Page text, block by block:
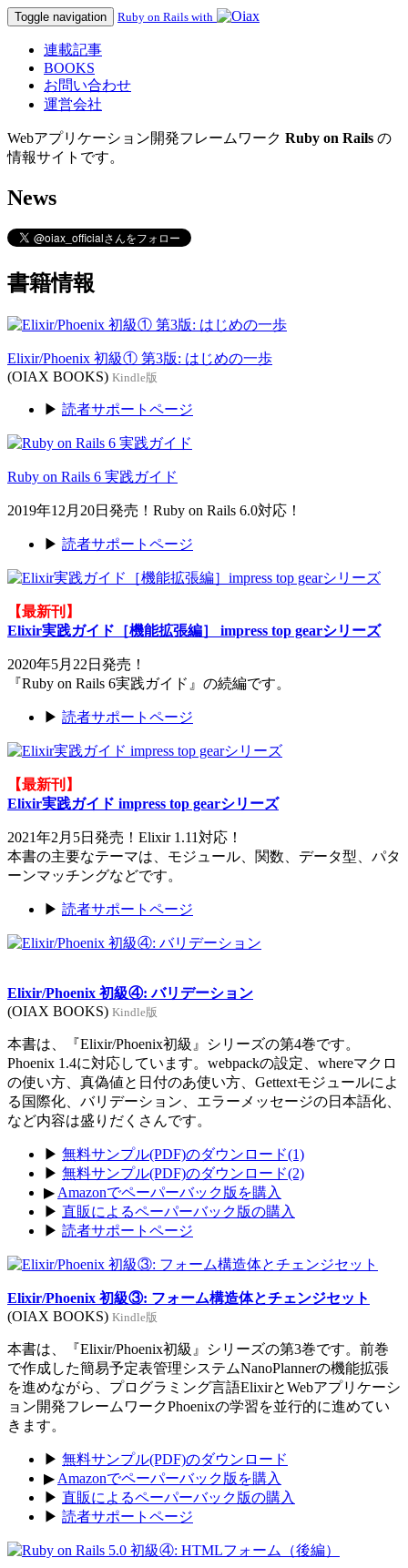
Toggle navigation Ruby on Rails with
連載記事
BOOKS
お問い合わせ
運営会社
Webアプリケーション開発フレームワーク Ruby on Rails の
情報サイトです。
News
書籍情報
Elixir/Phoenix 初級① 第3版: はじめの一歩
(OIAX BOOKS) Kindle版
▶ 読者サポートページ
Ruby on Rails 6 実践ガイド
2019年12月20日発売！Ruby on Rails 6.0対応！
▶ 読者サポートページ
【最新刊】
Elixir実践ガイド［機能拡張編］ impress top gearシリーズ
2020年5月22日発売！
『Ruby on Rails 6実践ガイド』の続編です。
▶ 読者サポートページ
【最新刊】
Elixir実践ガイド impress top gearシリーズ
2021年2月5日発売！Elixir 1.11対応！
本書の主要なテーマは、モジュール、関数、データ型、パタ
ーンマッチングなどです。
▶ 読者サポートページ
Elixir/Phoenix 初級④: バリデーション
(OIAX BOOKS) Kindle版
本書は、『Elixir/Phoenix初級』シリーズの第4巻です。
Phoenix 1.4に対応しています。webpackの設定、whereマクロ
の使い方、真偽値と日付のあ使い方、Gettextモジュールによ
る国際化、バリデーション、エラーメッセージの日本語化、
など内容は盛りだくさんです。
▶ 無料サンプル(PDF)のダウンロード(1)
▶ 無料サンプル(PDF)のダウンロード(2)
▶ Amazonでペーパーバック版を購入
▶ 直販によるペーパーバック版の購入
▶ 読者サポートページ
Elixir/Phoenix 初級③: フォーム構造体とチェンジセット
(OIAX BOOKS) Kindle版
本書は、『Elixir/Phoenix初級』シリーズの第3巻です。前巻
で作成した簡易予定表管理システムNanoPlannerの機能拡張
を進めながら、プログラミング言語ElixirとWebアプリケーシ
ョン開発フレームワークPhoenixの学習を並行的に進めてい
きます。
▶ 無料サンプル(PDF)のダウンロード
▶ Amazonでペーパーバック版を購入
▶ 直販によるペーパーバック版の購入
▶ 読者サポートページ